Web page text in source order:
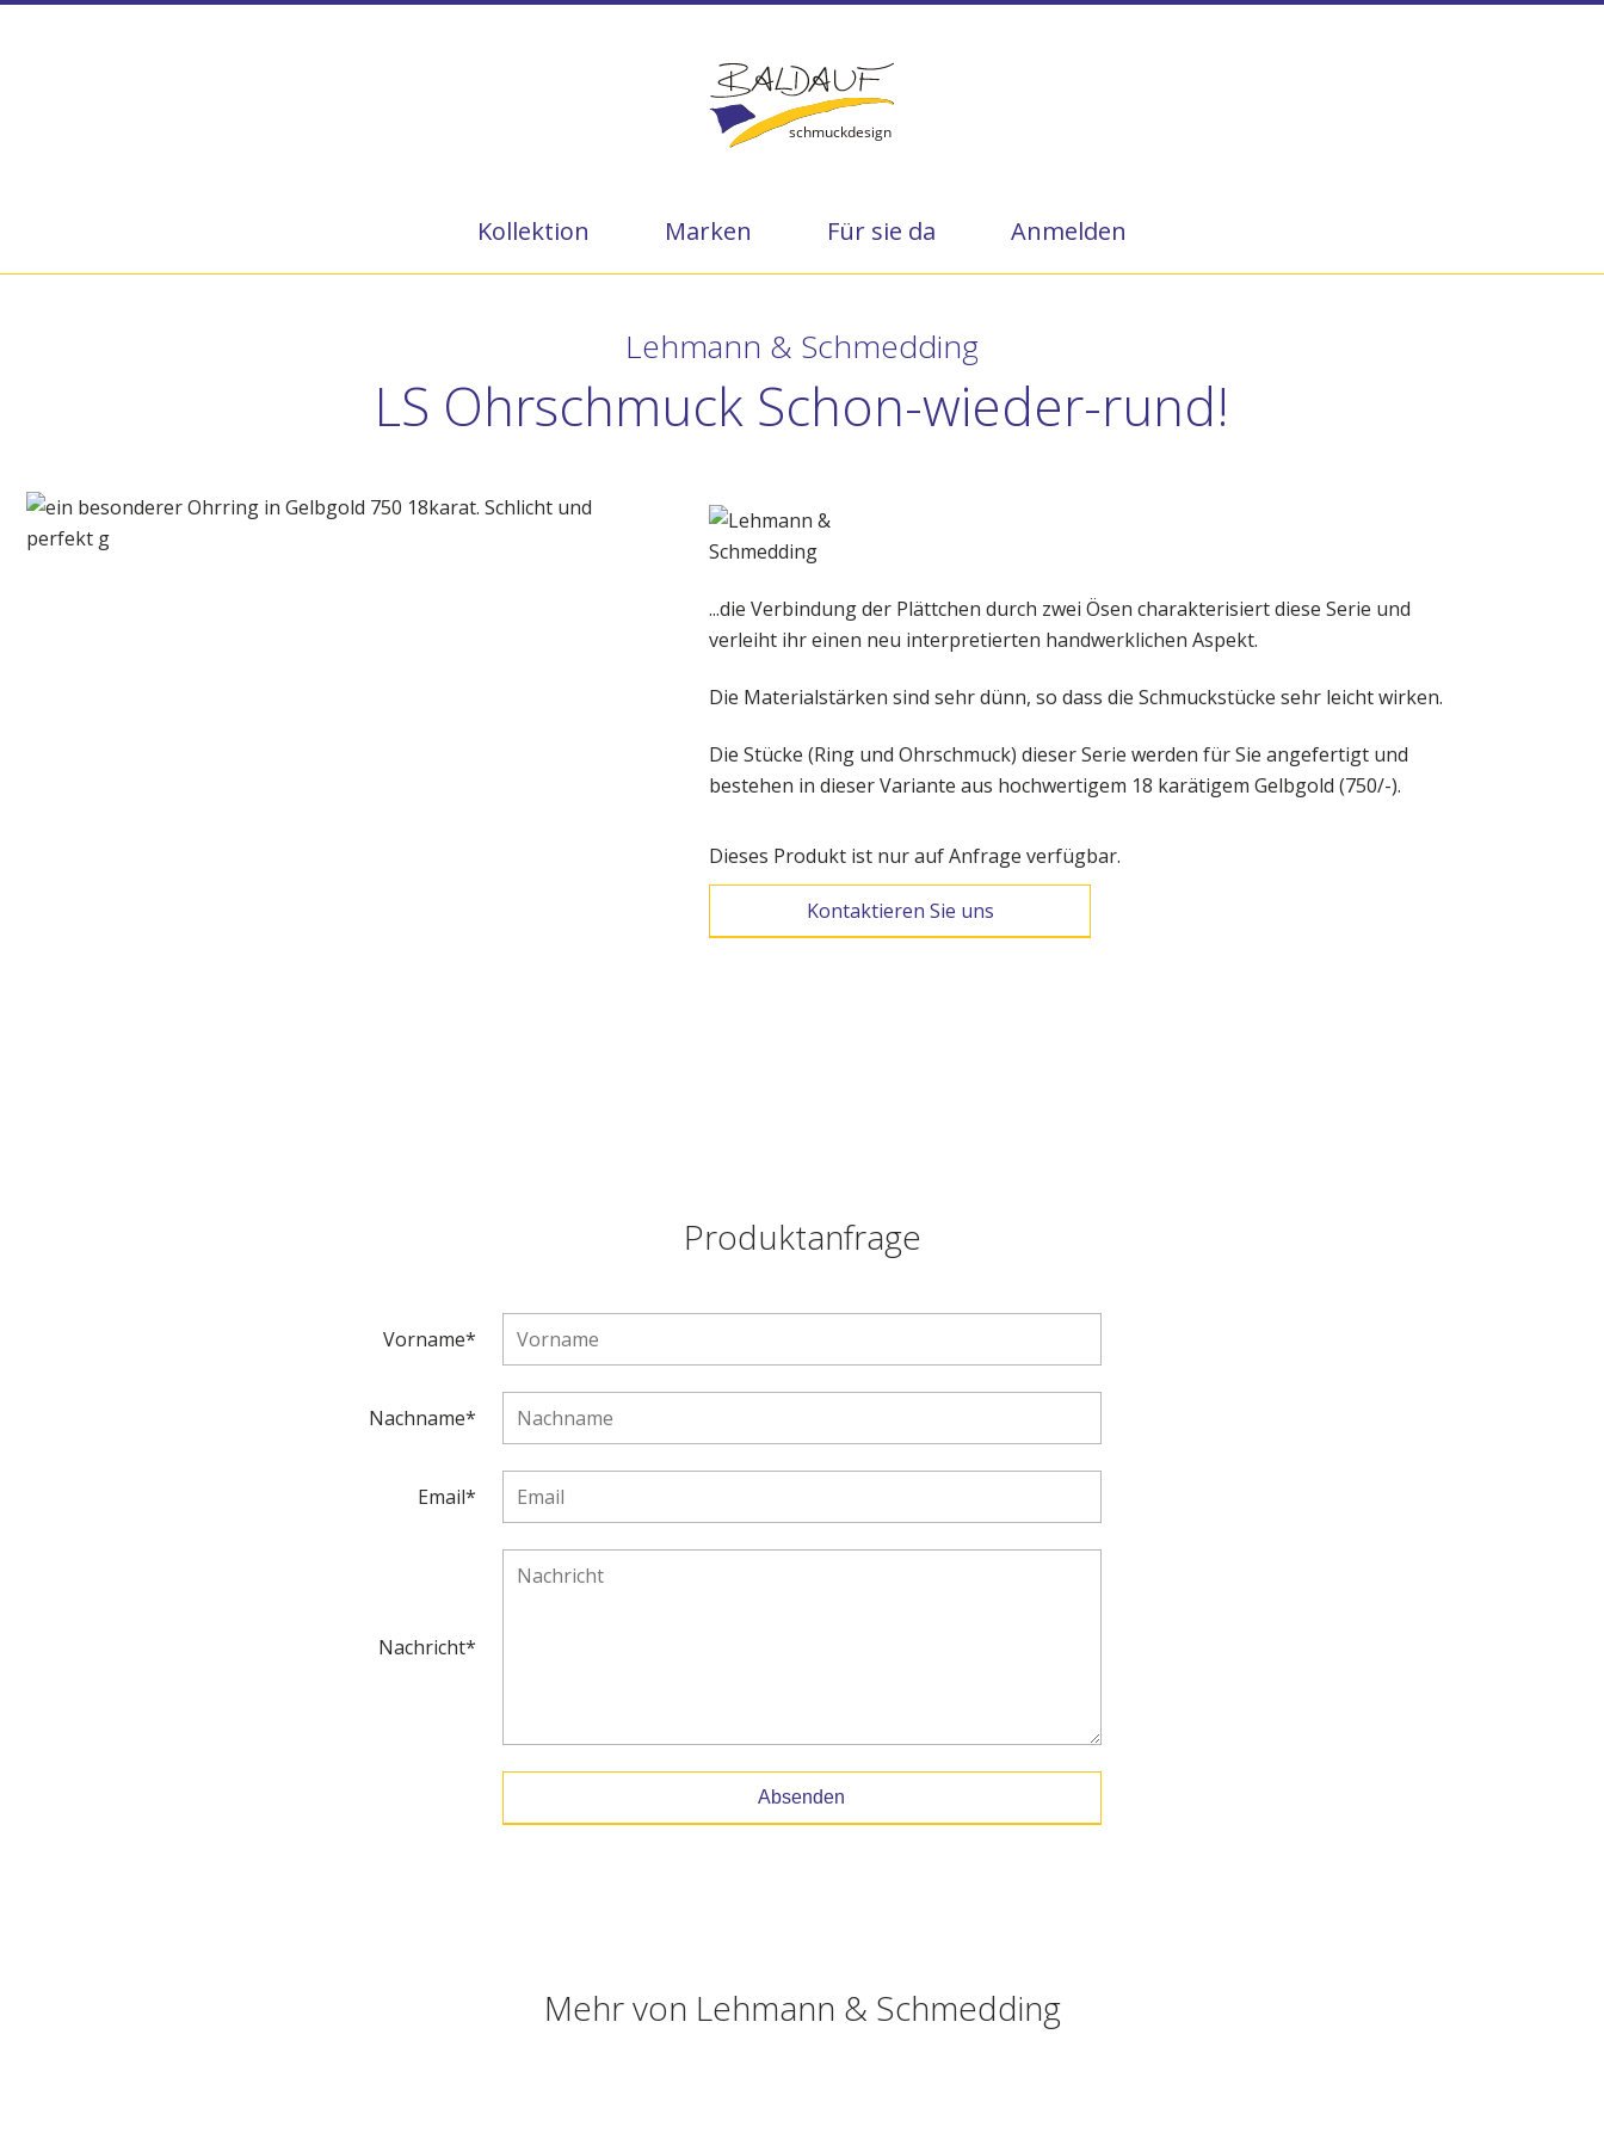
Kollektion Marken Für sie da Anmelden
Lehmann & Schmedding
LS Ohrschmuck Schon-wieder-rund!
Dieses Produkt ist nur auf Anfrage verfügbar.
Kontaktieren Sie uns
...die Verbindung der Plättchen durch zwei Ösen charakterisiert diese Serie und
verleiht ihr einen neu interpretierten handwerklichen Aspekt.
Die Materialstärken sind sehr dünn, so dass die Schmuckstücke sehr leicht wirken.
Die Stücke (Ring und Ohrschmuck) dieser Serie werden für Sie angefertigt und
bestehen in dieser Variante aus hochwertigem 18 karätigem Gelbgold (750/-).
Produktanfrage
Vorname*
Nachname*
Email*
Nachricht*
Absenden
Mehr von Lehmann & Schmedding